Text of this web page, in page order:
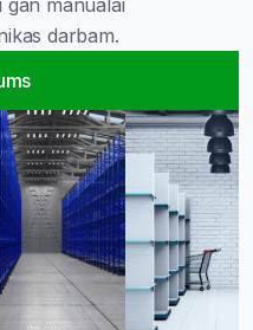
manuālai
darbam.